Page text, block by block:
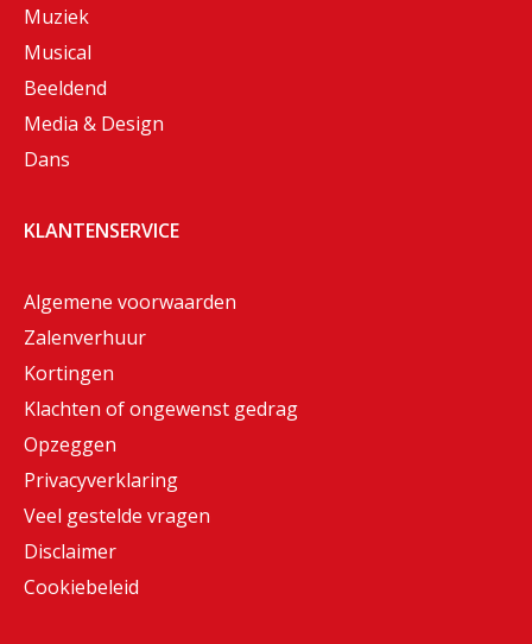
Muziek
Musical
Beeldend
Media & Design
Dans
KLANTENSERVICE
Algemene voorwaarden
Zalenverhuur
Kortingen
Klachten of ongewenst gedrag
Opzeggen
Privacyverklaring
Veel gestelde vragen
Disclaimer
Cookiebeleid